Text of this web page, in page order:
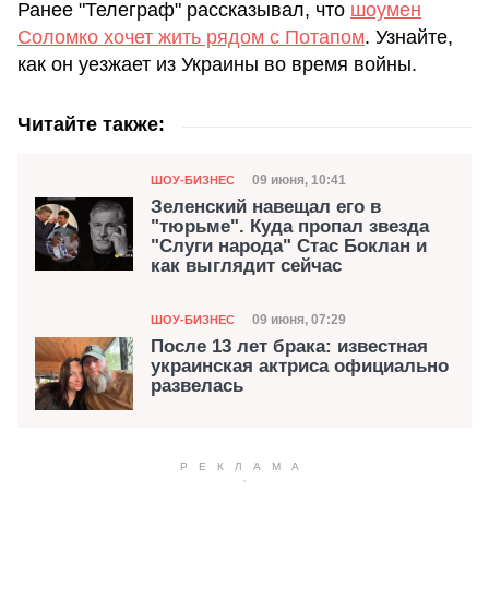
Ранее "Телеграф" рассказывал, что шоумен
Соломко хочет жить рядом с Потапом. Узнайте,
как он уезжает из Украины во время войны.
Читайте также:
Категория
ШОУ-БИЗНЕС Дата публикации
09 июня, 10:41
Зеленский навещал его в
"тюрьме". Куда пропал звезда
"Слуги народа" Стас Боклан и
как выглядит сейчас
Категория
ШОУ-БИЗНЕС Дата публикации
09 июня, 07:29
После 13 лет брака: известная
украинская актриса официально
развелась